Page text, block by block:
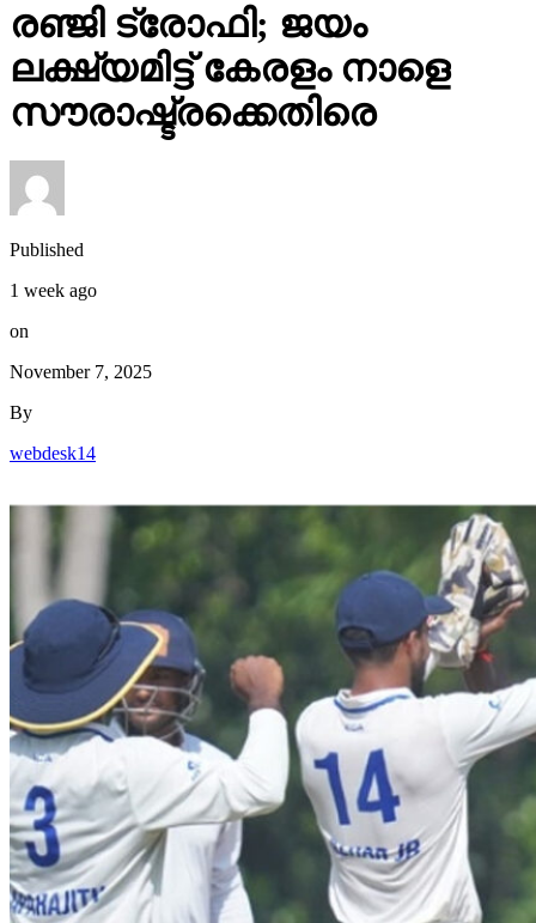
രഞ്ജി ട്രോഫി; ജയം
ലക്ഷ്യമിട്ട് കേരളം നാളെ
സൗരാഷ്ട്രക്കെതിരെ
Published
1 week ago
on
November 7, 2025
By
webdesk14